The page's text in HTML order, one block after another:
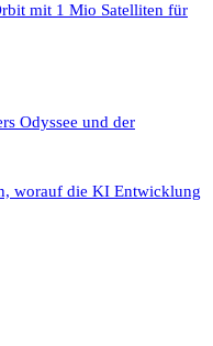
mit 1 Mio Satelliten für
Odyssee und der
worauf die KI Entwicklung